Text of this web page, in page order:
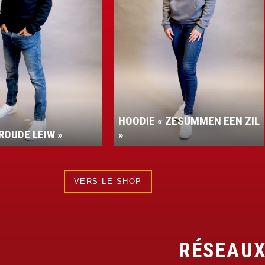
EEN ZIL
VESTE PERFORMANCE
VERS LE SHOP